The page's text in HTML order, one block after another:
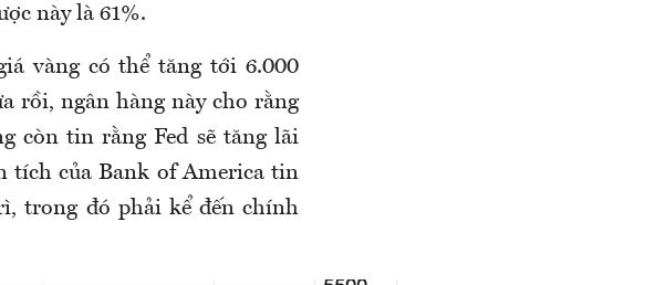
này là 61%.
vàng có thể tăng tới 6.000
rồi, ngân hàng này cho rằng
còn tin rằng Fed sẽ tăng lãi
tích của Bank of America tin
trong đó phải kể đến chính